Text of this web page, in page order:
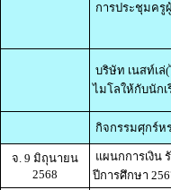
การประชุมครู
บริษัท เนสท์เล่
ไมโลให้กับนัก
กิจกรรมศุกร์ห
จ. 9 มิถุนายน
2568
แผนกการเงิน
ปีการศึกษา